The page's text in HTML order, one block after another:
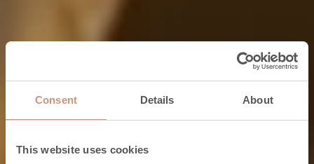
Consent Details About
This website uses cookies